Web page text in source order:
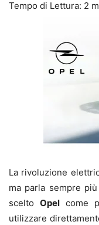
La rivoluzione
ma parla sempre
scelto Opel come
utilizzare